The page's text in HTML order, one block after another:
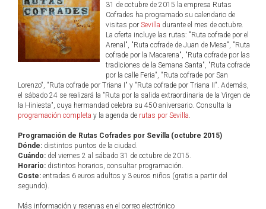
31 de octubre de 2015 la empresa Rutas
Cofrades ha programado su calendario de
visitas por Sevilla durante el mes de octubre.
La oferta incluye las rutas: "Ruta cofrade por el
Arenal", "Ruta cofrade de Juan de Mesa", "Ruta
cofrade por la Macarena", "Ruta cofrade por las
tradiciones de la Semana Santa", "Ruta cofrade
por la calle Feria", "Ruta cofrade por San
Lorenzo", "Ruta cofrade por Triana I" y "Ruta cofrade por Triana II". Además,
el sábado 24 se realizará la "Ruta por la salida extraordinaria de la Virgen de
la Hiniesta", cuya hermandad celebra su 450 aniversario. Consulta la
programación completa y la agenda de rutas por Sevilla.
Programación de Rutas Cofrades por Sevilla (octubre 2015)
Dónde: distintos puntos de la ciudad.
Cuándo: del viernes 2 al sábado 31 de octubre de 2015.
Horario: distintos horarios, consultar programación.
Coste: entradas 6 euros adultos y 3 euros niños (gratis a partir del
segundo).
Más información y reservas en el correo electrónico